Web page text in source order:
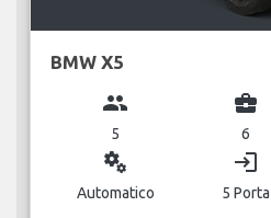
BMW X5
group
5
business_center
6
miscellaneous_services
Automatico
login
5 Porta